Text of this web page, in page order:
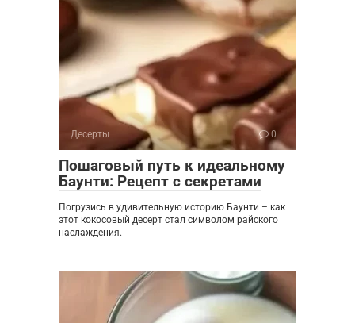
Десерты 0
Пошаговый путь к идеальному
Баунти: Рецепт с секретами
Погрузись в удивительную историю Баунти – как
этот кокосовый десерт стал символом райского
наслаждения.